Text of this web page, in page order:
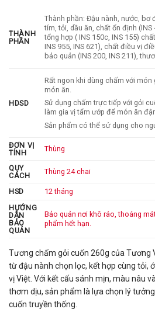
THÀNH
PHẦN
Thành phần: Đậu nành, nước, bơ
tím, tỏi, dầu ăn, chất ổn định (INS
tổng hợp ( INS 150c, INS 155)
INS 955, INS 621), chất điều vị
bảo quản (INS 200, INS 211),
HDSD
Rất ngon khi dùng chấm với
món ăn.
Sử dụng chấm trực tiếp với gỏi
làm gia vị tẩm ướp để món ăn
Sản phẩm có thể sử dụng cho
ĐƠN VỊ
TÍNH
Thùng
QUY
CÁCH
Thùng 24 chai
HSD
12 tháng
HƯỚNG
DẪN
BẢO
QUẢN
Bảo quản nơi khô ráo, thoáng
phẩm hết hạn.
Tương chấm gỏi cuốn 260g của Tương
từ đậu nành chọn lọc, kết hợp cùng tỏi,
vị Việt. Với kết cấu sánh mịn, màu nâu
thơm dịu, sản phẩm là lựa chọn lý
cuốn truyền thống.